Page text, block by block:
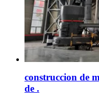
construccion de
de .